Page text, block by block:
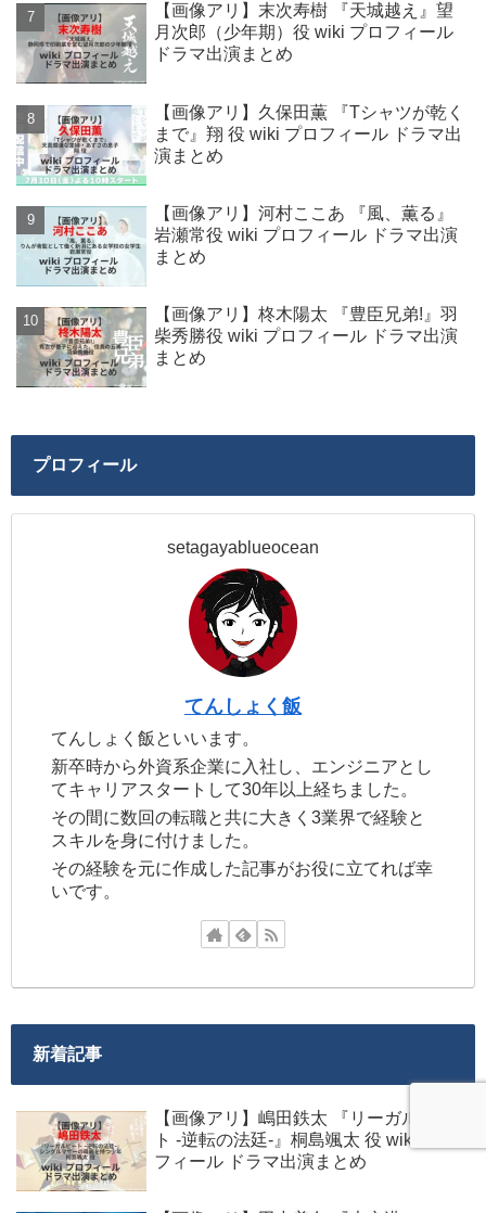
【画像アリ】末次寿樹 『天城越え』望
月次郎（少年期）役 wiki プロフィール
ドラマ出演まとめ
【画像アリ】久保田薫 『Tシャツが乾く
まで』翔 役 wiki プロフィール ドラマ出
演まとめ
【画像アリ】河村ここあ 『風、薫る』
岩瀬常役 wiki プロフィール ドラマ出演
まとめ
【画像アリ】柊木陽太 『豊臣兄弟!』羽
柴秀勝役 wiki プロフィール ドラマ出演
まとめ
プロフィール
setagayablueocean
てんしょく飯
てんしょく飯といいます。
新卒時から外資系企業に入社し、エンジニアとし
てキャリアスタートして30年以上経ちました。
その間に数回の転職と共に大きく3業界で経験と
スキルを身に付けました。
その経験を元に作成した記事がお役に立てれば幸
いです。
新着記事
【画像アリ】嶋田鉄太 『リーガルビー
ト -逆転の法廷-』桐島颯太 役 wiki プロ
フィール ドラマ出演まとめ